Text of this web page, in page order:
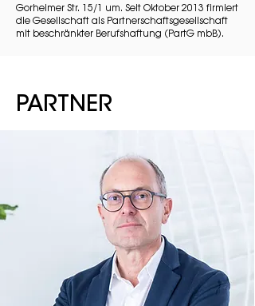
Gorheimer Str. 15/1 um. Seit Oktober 2013 firmiert
die Gesellschaft als Partnerschaftsgesellschaft
mit beschränkter Berufshaftung (PartG mbB).
PARTNER